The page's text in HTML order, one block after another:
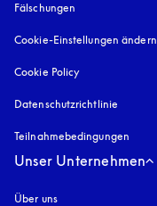
Fälschungen
Cookie-Einstellungen ändern
Cookie Policy
Datenschutzrichtlinie
Teilnahmebedingungen
Unser Unternehmen
Über uns